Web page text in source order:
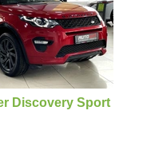
Discovery Sport